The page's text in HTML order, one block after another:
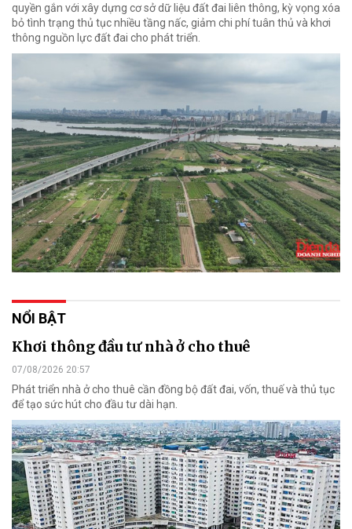
quyền gắn với xây dựng cơ sở dữ liệu đất đai liên thông, kỳ vọng xóa
bỏ tình trạng thủ tục nhiều tầng nấc, giảm chi phí tuân thủ và khơi
thông nguồn lực đất đai cho phát triển.
NỔI BẬT
Khơi thông đầu tư nhà ở cho thuê
07/08/2026 20:57
Phát triển nhà ở cho thuê cần đồng bộ đất đai, vốn, thuế và thủ tục
để tạo sức hút cho đầu tư dài hạn.